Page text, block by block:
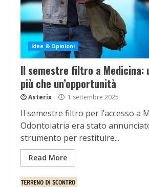
Idee & Opinioni
Il semestre filtro a Medicina:
più che un’opportunità
Asterix 1 settembre 2025
Il semestre filtro per l’accesso a
Odontoiatria era stato
strumento per restituire...
Read More